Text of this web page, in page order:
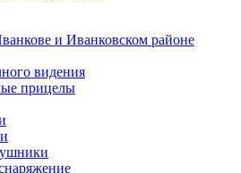
и Иванковском районе
видения
прицелы